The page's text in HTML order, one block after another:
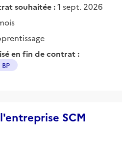
souhaitée :1 sept. 2026
en fin de contrat :
BP
SCM